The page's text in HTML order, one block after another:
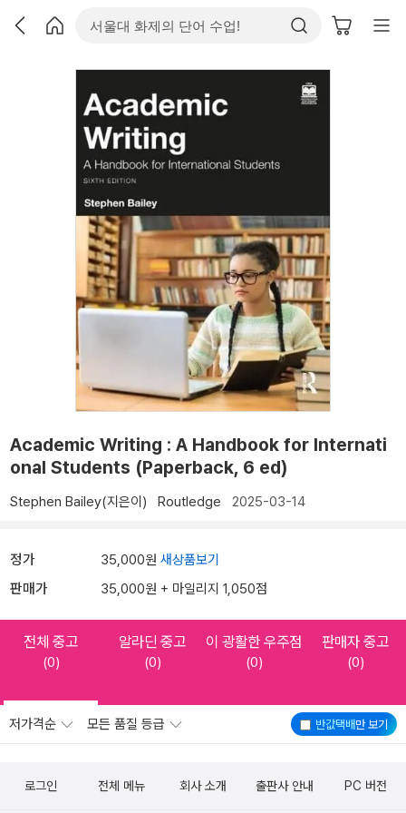
Academic Writing : A Handbook for Internati
onal Students (Paperback, 6 ed)
Stephen Bailey(지은이) Routledge 2025-03-14
정가 35,000원 새상품보기
판매가 35,000원 + 마일리지 1,050점
전체 중고
(0)
알라딘 중고
(0)
이 광활한 우주점
(0)
판매자 중고
(0)
반값택배만 보기
저가격순 모든 품질 등급
로그인 전체 메뉴 회사 소개 출판사 안내 PC 버전